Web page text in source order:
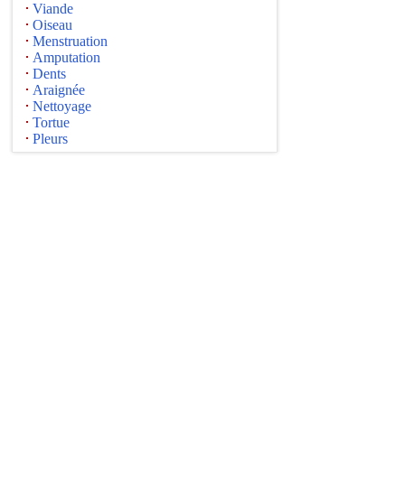
Viande
Oiseau
Menstruation
Amputation
Dents
Araignée
Nettoyage
Tortue
Pleurs